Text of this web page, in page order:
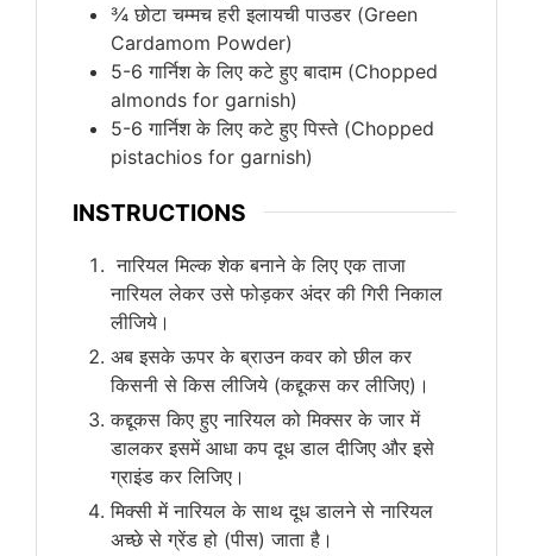
¾ छोटा चम्मच हरी इलायची पाउडर (Green
Cardamom Powder)
5-6गार्निश के लिए कटे हुए बादाम (Chopped
almonds for garnish)
5-6गार्निश के लिए कटे हुए पिस्ते (Chopped
pistachios for garnish)
INSTRUCTIONS
नारियल मिल्क शेक बनाने के लिए एक ताजा
नारियल लेकर उसे फोड़कर अंदर की गिरी निकाल
लीजिये।
अब इसके ऊपर के ब्राउन कवर को छील कर
किसनी से किस लीजिये (कद्दूकस कर लीजिए)।
कद्दूकस किए हुए नारियल को मिक्सर के जार में
डालकर इसमें आधा कप दूध डाल दीजिए और इसे
ग्राइंड कर लिजिए।
मिक्सी में नारियल के साथ दूध डालने से नारियल
अच्छे से ग्रेंड हो (पीस) जाता है।